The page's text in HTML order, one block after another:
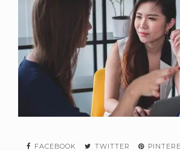
FACEBOOK TWITTER